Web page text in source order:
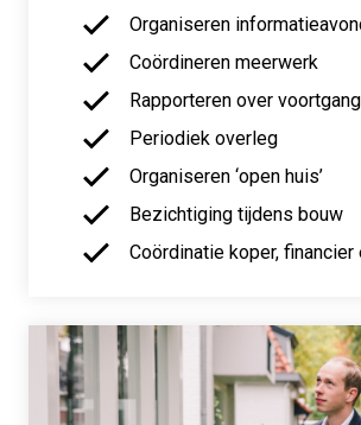
Organiseren
Coördineren meerwerk
Rapporteren over voortgang
Periodiek overleg
Organiseren ‘open huis’
Bezichtiging tijdens bouw
Coördinatie koper, financier